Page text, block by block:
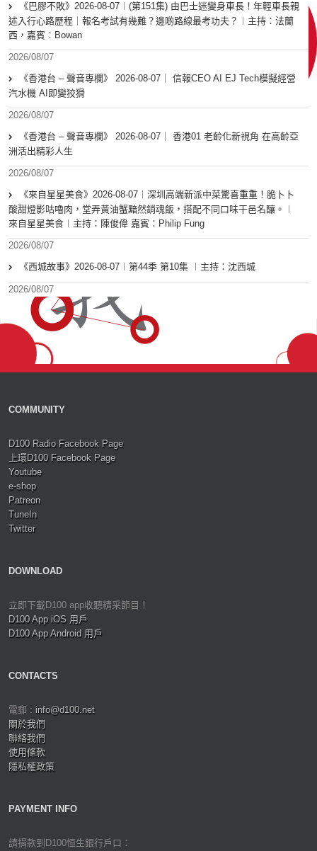
《巴膠不敗》2026-08-07︱(第151集) 由巴士迷變身車長！年輕車長親
述入行心路歷程｜報名考試有幾難？邊啲路線最考功夫？︱主持：法蘭
西，嘉賓︰Bowan
2026/08/07
《香港台 – 聲音專欄》 2026-08-07｜ 信報CEO AI EJ Tech模擬經營
汽水機 AI即變狡猾
2026/08/07
《香港台 – 聲音專欄》 2026-08-07｜ 香港01 老齡化新視角 在高齡亞
洲活出精彩人生
2026/08/07
《來自星星美食》2026-08-07︱深圳高端新派中菜驚喜重重！脆卜卜
酸甜燈影咕嚕肉，堂弄黃油蟹黯然銷魂飯，搭配不同口味干邑名釀。︱
來自星星美食︱主持：陳俊偉 嘉賓：Philip Fung
2026/08/07
《西城故事》2026-08-07︱第44季 第10集 ︱主持：沈西城
2026/08/07
COMMUNITY
D100 Radio Facebook Page
上環D100 Facebook Page
Youtube
e-shop
Patreon
TuneIn
Twitter
DOWNLOAD
立即下載D100 app收聽精采節目！
D100 App iOS 用戶
D100 App Android 用戶
CONTACTS
電郵 : info@d100.net
關於我們
聯絡我們
使用條款
隱私權政策
PAYMENT INFO
請捐款到D100恒生銀行戶口：